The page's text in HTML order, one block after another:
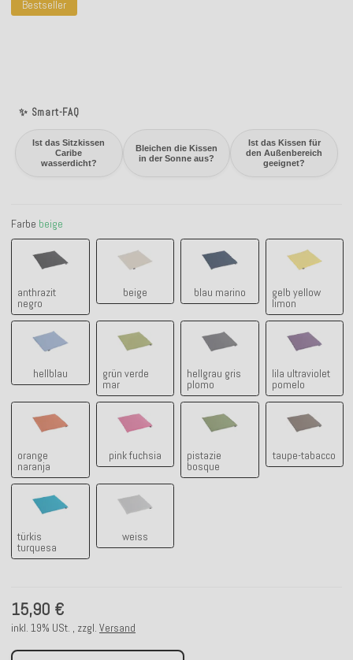
Bestseller
✨ Smart-FAQ
Ist das Sitzkissen
Caribe
wasserdicht?
Bleichen die Kissen
in der Sonne aus?
Ist das Kissen für
den Außenbereich
geeignet?
Farbe beige
anthrazit
negro
anthrazit negro
beige blau marino
blau marino
gelb yellow
limon
gelb
hellblau
hellblau
grün verde
mar
grün verde mar
hellgrau gris
plomo
hellgrau gris plomo
lila ultraviolet
pomelo
lila
orange
naranja
orange naranja
pink fuchsia
pink fuchsia
pistazie
bosque
pistazie bosque
taupe-tabacco
taupe-
türkis
turquesa
türkis turquesa
weiss
15,90 €
inkl. 19% USt. , zzgl. Versand